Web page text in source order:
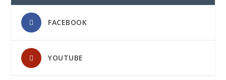
FACEBOOK
YOUTUBE